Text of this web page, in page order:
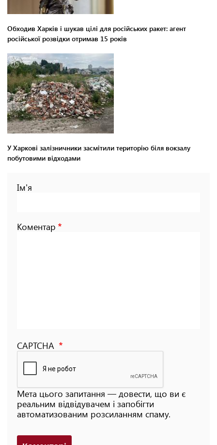
Обходив Харків і шукав цілі для російських ракет: агент
російської розвідки отримав 15 років
У Харкові залізничники засмітили територію біля вокзалу
побутовими відходами
Ім'я
Коментар
CAPTCHA
Мета цього запитання — довести, що ви є
реальним відвідувачем і запобігти
автоматизованим розсиланням спаму.